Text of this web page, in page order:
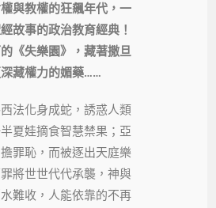
與教權的狂飆年代，一
故事的政治教育經典！
《失樂園》，藏著撒旦
藏權力的媚藥……
法化身成蛇，誘惑人類
夏娃摘食智慧禁果；亞
罪恥，而被逐出天庭樂
將世世代代承襲，神與
難收，人能依靠的不再